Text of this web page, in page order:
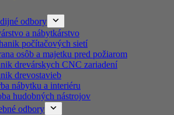
odbory
a nábytkárstvo
počítačových sietí
osôb a majetku pred požiarom
drevárskych CNC zariadení
drevostavieb
nábytku a interiéru
hudobných nástrojov
odbory